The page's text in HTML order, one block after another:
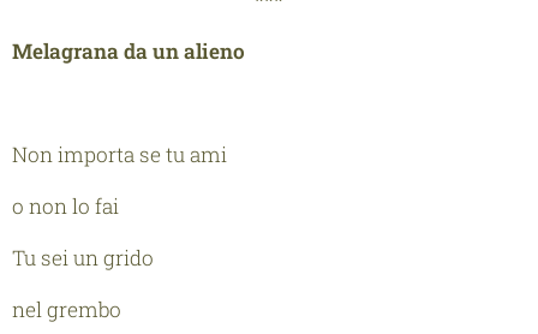
Melagrana da un alieno
Non importa se tu ami
o non lo fai
Tu sei un grido
nel grembo